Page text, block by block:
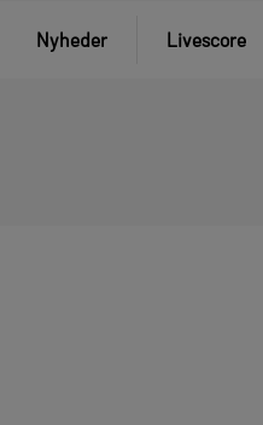
Nyheder Livescore